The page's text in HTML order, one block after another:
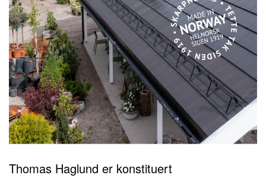
Thomas Haglund er konstituert